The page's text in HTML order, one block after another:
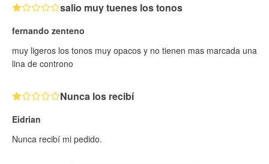
salio muy tuenes los tonos
fernando zenteno
muy ligeros los tonos muy opacos y no tienen mas marcada una
lina de controno
Nunca los recibí
Eidrian
Nunca recibí mi pedido.